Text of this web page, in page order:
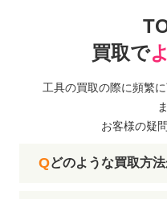
買取で
工具の買取の際に頻繁
お客様の疑
どのような買取方